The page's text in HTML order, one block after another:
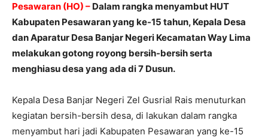
Pesawaran (HO) – Dalam rangka menyambut HUT
Kabupaten Pesawaran yang ke-15 tahun, Kepala Desa
dan Aparatur Desa Banjar Negeri Kecamatan Way Lima
melakukan gotong royong bersih-bersih serta
menghiasu desa yang ada di 7 Dusun.
Kepala Desa Banjar Negeri Zel Gusrial Rais menuturkan
kegiatan bersih-bersih desa, di lakukan dalam rangka
menyambut hari jadi Kabupaten Pesawaran yang ke-15